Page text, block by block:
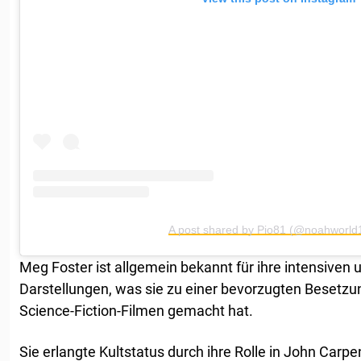
A post shared by Pio81
Meg Foster ist allgemein bekannt für ihre intensiven
Darstellungen, was sie zu einer bevorzugten
Science-Fiction-Filmen gemacht hat.
Sie erlangte Kultstatus durch ihre Rolle in John